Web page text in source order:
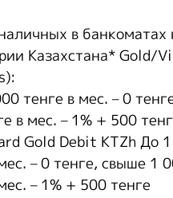
в банкоматах
Казахстана* Gold/
тенге в мес. – 0
в мес. – 1% + 500
Gold Debit KTZh До
– 0 тенге, cвыше 1
– 1% + 500 тенге